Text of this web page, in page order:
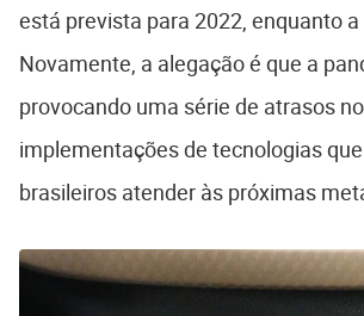
está prevista para 2022, enquanto
Novamente, a alegação é que a
provocando uma série de atrasos
implementações de tecnologias
brasileiros atender às próximas